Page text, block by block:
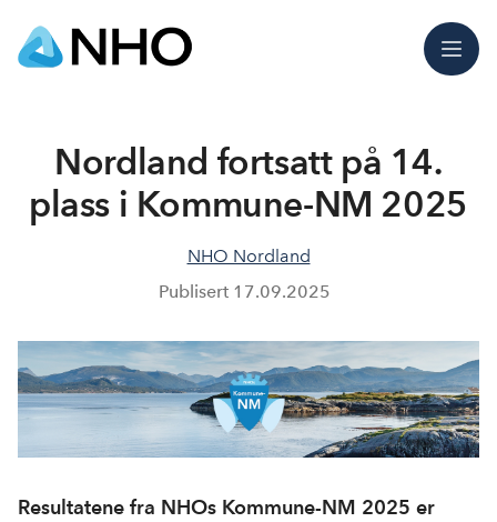
Meny
Nordland fortsatt på 14.
plass i Kommune-NM 2025
NHO Nordland
Publisert 17.09.2025
Resultatene fra NHOs Kommune-NM 2025 er